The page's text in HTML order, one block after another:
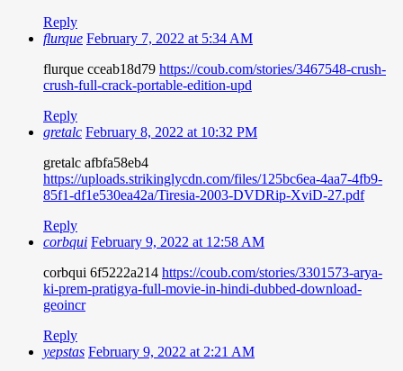
Reply
flurque February 7, 2022 at 5:34 AM
flurque cceab18d79 https://coub.com/stories/3467548-crush-
crush-full-crack-portable-edition-upd
Reply
gretalc February 8, 2022 at 10:32 PM
gretalc afbfa58eb4
https://uploads.strikinglycdn.com/files/125bc6ea-4aa7-4fb9-
85f1-df1e530ea42a/Tiresia-2003-DVDRip-XviD-27.pdf
Reply
corbqui February 9, 2022 at 12:58 AM
corbqui 6f5222a214 https://coub.com/stories/3301573-arya-
ki-prem-pratigya-full-movie-in-hindi-dubbed-download-
geoincr
Reply
yepstas February 9, 2022 at 2:21 AM